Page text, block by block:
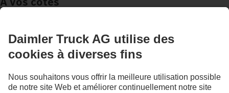
Systèmes d'aide à la conduite